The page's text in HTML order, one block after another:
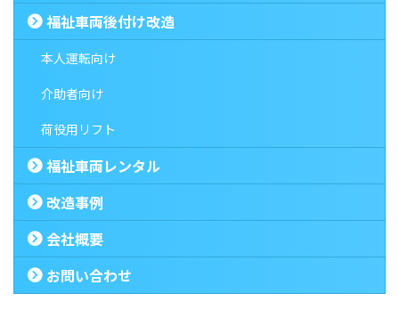
福祉車両後付け改造
本人運転向け
介助者向け
荷役用リフト
福祉車両レンタル
改造事例
会社概要
お問い合わせ